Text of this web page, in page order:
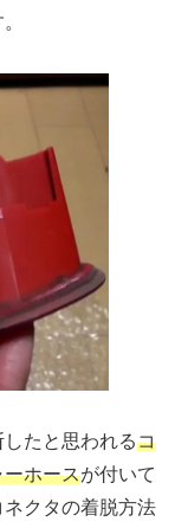
たと思われるコ
ーホースが付いて
クタの着脱方法